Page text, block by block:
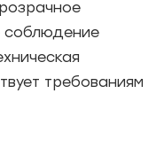
соблюдение
требованиям